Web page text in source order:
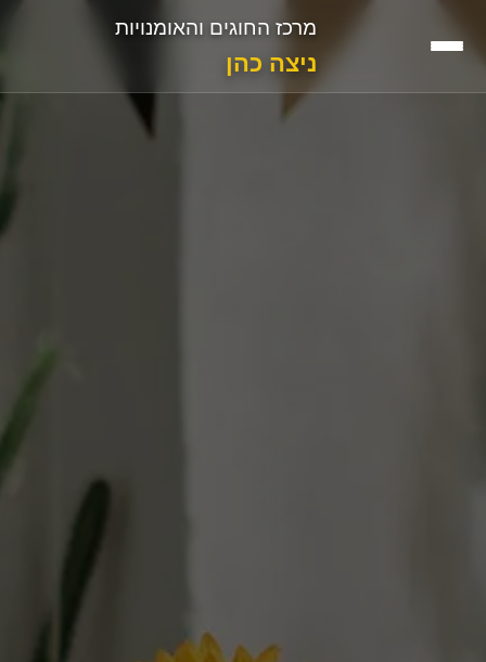
מרכז החוגים והאומנויות
ניצה כהן